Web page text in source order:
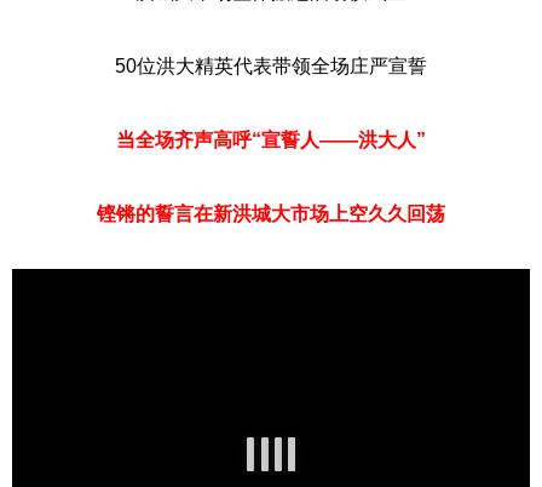
50位洪大精英代表带领全场庄严宣誓
当全场齐声高呼“宣誓人——洪大人”
铿锵的誓言在新洪城大市场上空久久回荡